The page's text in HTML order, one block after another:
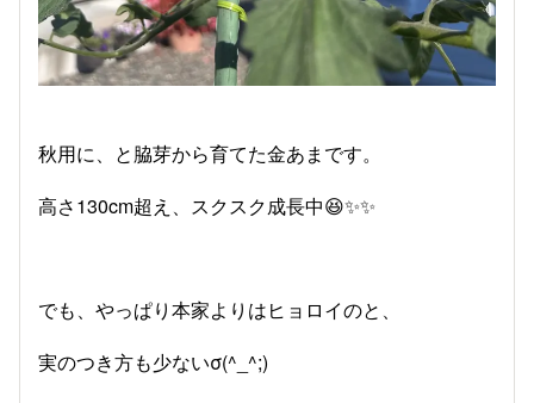
秋用に、と脇芽から育てた金あまです。
高さ130cm超え、スクスク成長中😆✨✨
でも、やっぱり本家よりはヒョロイのと、
実のつき方も少ないσ(^_^;)